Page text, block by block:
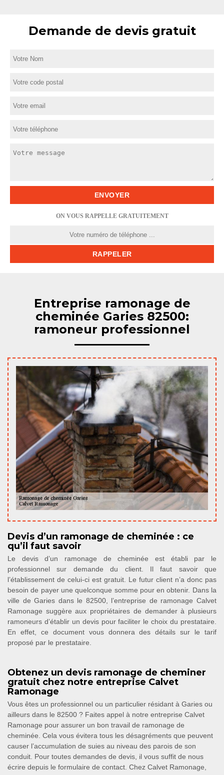
Demande de devis gratuit
ON VOUS RAPPELLE GRATUITEMENT
Entreprise ramonage de
cheminée Garies 82500:
ramoneur professionnel
Devis d’un ramonage de cheminée : ce
qu’il faut savoir
Le devis d’un ramonage de cheminée est établi par le
professionnel sur demande du client. Il faut savoir que
l’établissement de celui-ci est gratuit. Le futur client n’a donc pas
besoin de payer une quelconque somme pour en obtenir. Dans la
ville de Garies dans le 82500, l’entreprise de ramonage Calvet
Ramonage suggère aux propriétaires de demander à plusieurs
ramoneurs d’établir un devis pour faciliter le choix du prestataire.
En effet, ce document vous donnera des détails sur le tarif
proposé par le prestataire.
Obtenez un devis ramonage de cheminer
gratuit chez notre entreprise Calvet
Ramonage
Vous êtes un professionnel ou un particulier résidant à Garies ou
ailleurs dans le 82500 ? Faites appel à notre entreprise Calvet
Ramonage pour assurer un bon travail de ramonage de
cheminée. Cela vous évitera tous les désagréments que peuvent
causer l’accumulation de suies au niveau des parois de son
conduit. Pour toutes demandes de devis, il vous suffit de nous
écrire depuis le formulaire de contact. Chez Calvet Ramonage,